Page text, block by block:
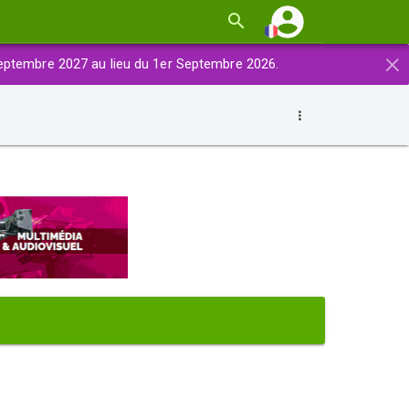
×
2027 au lieu du 1er Septembre 2026.